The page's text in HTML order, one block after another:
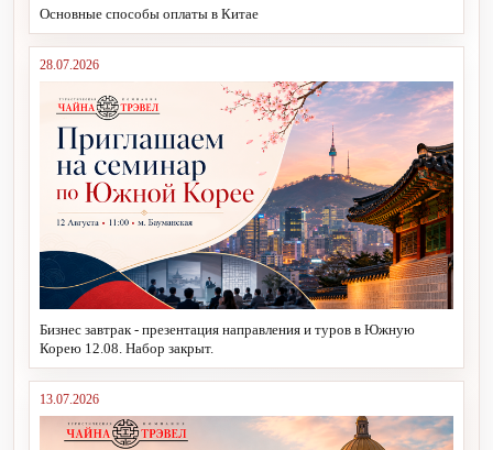
Основные способы оплаты в Китае
28.07.2026
Бизнес завтрак - презентация направления и туров в Южную
Корею 12.08. Набор закрыт.
13.07.2026